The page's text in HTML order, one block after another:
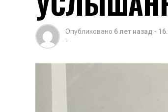
Опубликовано 6 лет назад -
-